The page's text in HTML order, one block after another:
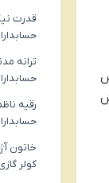
قدرت
ترانه
رقیه
خاتون
کولر